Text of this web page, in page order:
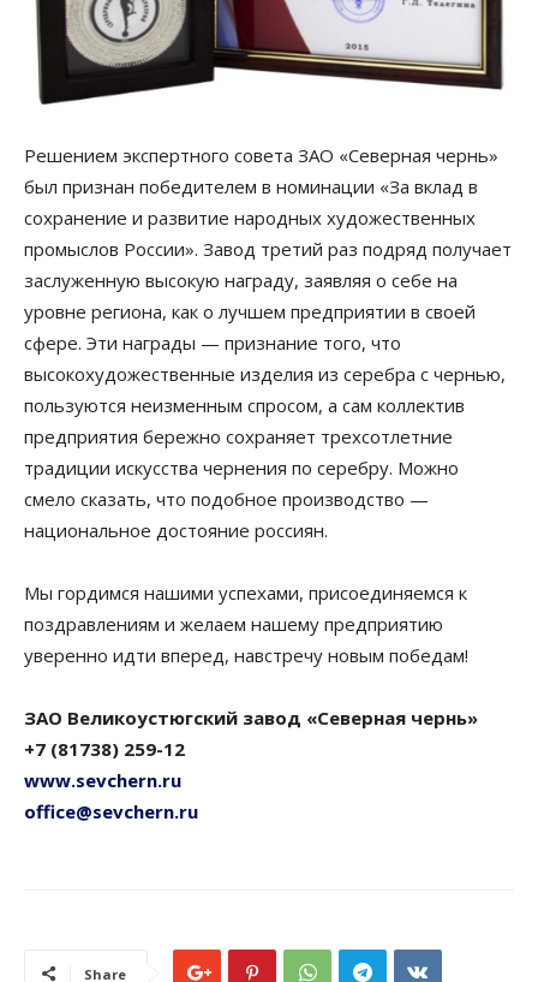
Решением экспертного совета ЗАО «Северная чернь»
был признан победителем в номинации «За вклад в
сохранение и развитие народных художественных
промыслов России». Завод третий раз подряд получает
заслуженную высокую награду, заявляя о себе на
уровне региона, как о лучшем предприятии в своей
сфере. Эти награды — признание того, что
высокохудожественные изделия из серебра с чернью,
пользуются неизменным спросом, а сам коллектив
предприятия бережно сохраняет трехсотлетние
традиции искусства чернения по серебру. Можно
смело сказать, что подобное производство —
национальное достояние россиян.
Мы гордимся нашими успехами, присоединяемся к
поздравлениям и желаем нашему предприятию
уверенно идти вперед, навстречу новым победам!
ЗАО Великоустюгский завод «Северная чернь»
+7 (81738) 259-12
www.sevchern.ru
office@sevchern.ru
Share